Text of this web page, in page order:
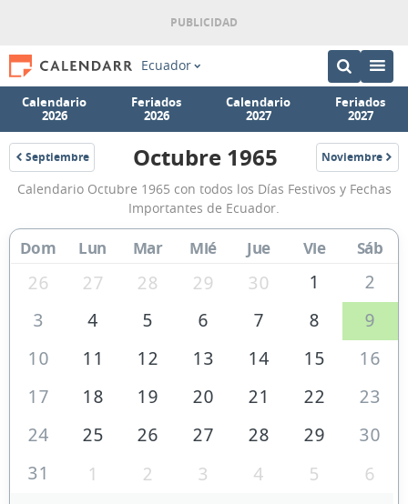
Ecuador
Calendario
2026
Feriados
2026
Calendario
2027
Feriados
2027
Septiembre
1965
Calendario
Octubre
1965
de
Ecuador
Octubre 1965 Noviembre
1965
Calendario Octubre 1965 con todos los Días Festivos y Fechas
Importantes de Ecuador.
Dom Lun Mar Mié Jue Vie Sáb
26 27 28 29 30 1
2
3
4 5 6 7 8
9
10
11 12 13 14 15
16
17
18 19 20 21 22
23
24
25 26 27 28 29
30
31
1 2 3 4 5 6